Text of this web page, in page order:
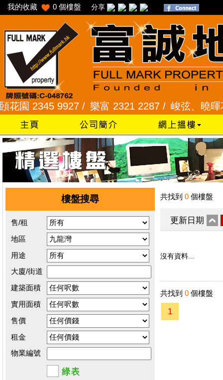
我的收藏 0 個樓盤 分享
2345 9927 /樂富 2321 2287 / 峻弦、曉暉花
樓盤搜尋
售/租
地區
用途
大廈/街道
建築面積
實用面積
售價
租金
物業編號
共找到 0 個樓盤
更新日期
沒有資料...
共找到 0 個樓盤
1